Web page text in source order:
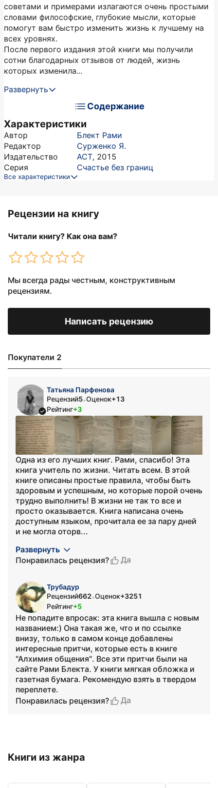
советами и примерами излагаются очень простыми
словами философские, глубокие мысли, которые
помогут вам быстро изменить жизнь к лучшему на
всех уровнях.
После первого издания этой книги мы получили
сотни благодарных отзывов от людей, жизнь
которых изменила...
Развернуть
Содержание
Характеристики
Автор
Блект Рами
Редактор
Сурженко Я.
Издательство
АСТ, 2015
Серия
Счастье без границ
Все характеристики
Рецензии на книгу
Читали книгу? Как она вам?
Мы всегда рады честным, конструктивным
рецензиям.
Написать рецензию
Покупатели 2
Татьяна Парфенова
Рецензий5•Оценок+13
Рейтинг+3
Одна из его лучших книг. Рами, спасибо! Эта
книга учитель по жизни. Читать всем. В этой
книге описаны простые правила, чтобы быть
здоровым и успешным, но которые порой очень
трудно выполнить! В жизни не так то все и
просто оказывается. Книга написана очень
доступным языком, прочитала ее за пару дней
и не могла оторв...
Развернуть
Понравилась рецензия?
Да
Трубадур
Рецензий662•Оценок+3251
Рейтинг+5
Не попадите впросак: эта книга вышла с новым
названием:) Она такая же, что и по ссылке
внизу, только в самом конце добавлены
интересные притчи, которые есть в книге
"Алхимия общения". Все эти притчи были на
сайте Рами Блекта. У книги мягкая обложка и
газетная бумага. Рекомендую взять в твердом
переплете.
Понравилась рецензия?
Да
Книги из жанра